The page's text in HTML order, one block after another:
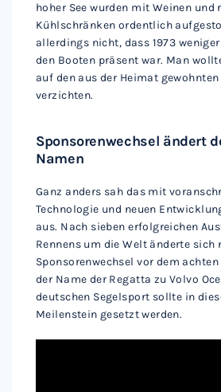
hoher See wurden mit Weinen
Kühlschränken ordentlich
allerdings nicht, dass 1973
den Booten präsent war. Man
auf den aus der Heimat
verzichten.
Sponsorenwechsel ändert
Namen
Ganz anders sah das mit
Technologie und neuen
aus. Nach sieben erfolgreichen
Rennens um die Welt änderte sich
Sponsorenwechsel vor dem
der Name der Regatta zu Volvo
deutschen Segelsport sollte in
Meilenstein gesetzt werden.